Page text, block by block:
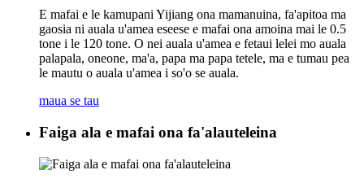
E mafai e le kamupani Yijiang ona mamanuina, fa'apitoa ma
gaosia ni auala u'amea eseese e mafai ona amoina mai le 0.5
tone i le 120 tone. O nei auala u'amea e fetaui lelei mo auala
palapala, oneone, ma'a, papa ma papa tetele, ma e tumau pea
le mautu o auala u'amea i so'o se auala.
maua se tau
Faiga ala e mafai ona fa'alauteleina